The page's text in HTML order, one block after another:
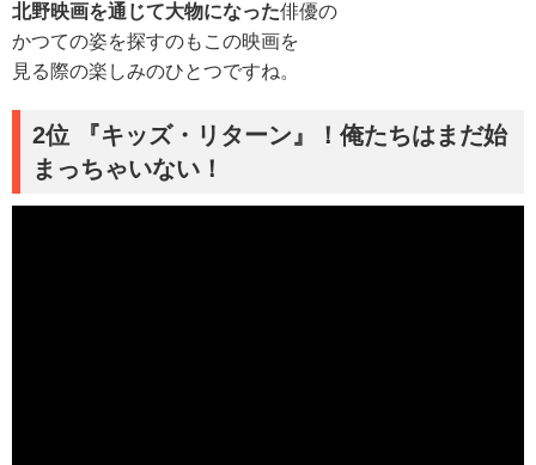
北野映画を通じて大物になった俳優の
かつての姿を探すのもこの映画を
見る際の楽しみのひとつですね。
2位 『キッズ・リターン』！俺たちはまだ始
まっちゃいない！